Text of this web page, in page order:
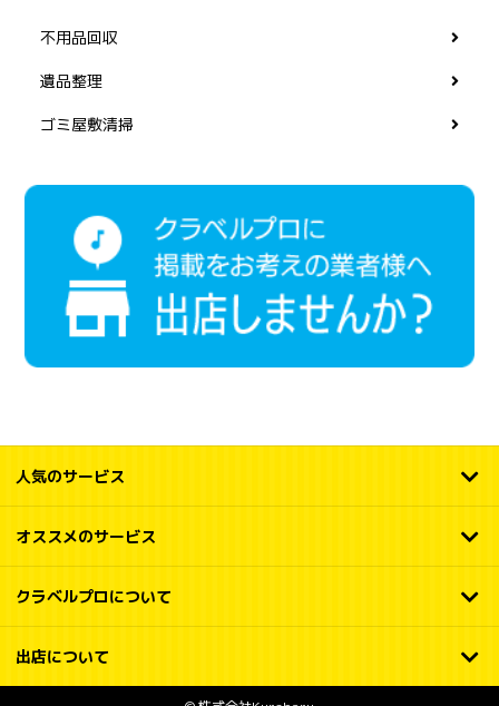
不用品回収
遺品整理
ゴミ屋敷清掃
人気のサービス
オススメのサービス
クラベルプロについて
出店について